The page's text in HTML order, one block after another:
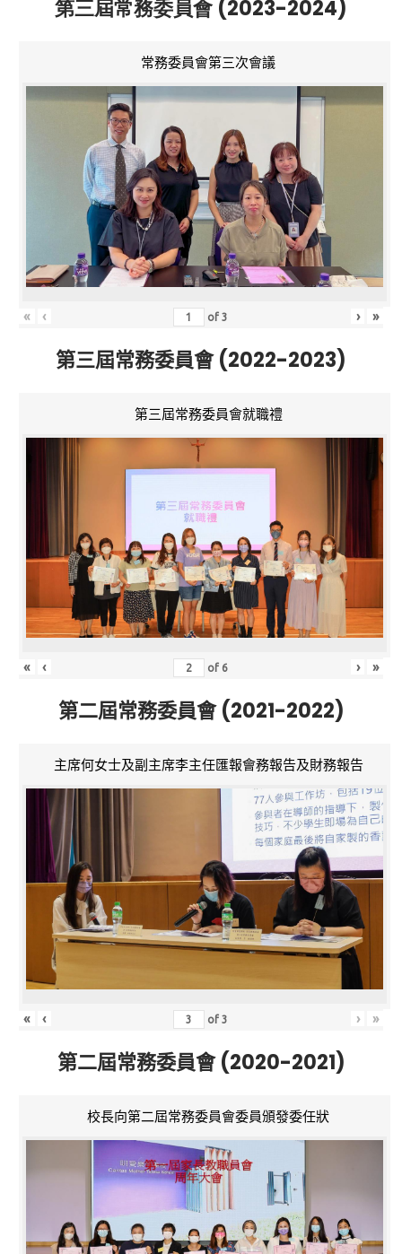
第三屆常務委員會 (2023-2024)
常務委員會第三次會議
« ‹ of3 › »
第三屆常務委員會 (2022-2023)
第三屆常務委員會就職禮
« ‹ of 6 › »
第二屆常務委員會 (2021-2022)
主席何女士及副主席李主任匯報會務報告及財務報告
« ‹ of3 › »
第二屆常務委員會 (2020-2021)
校長向第二屆常務委員會委員頒發委任狀